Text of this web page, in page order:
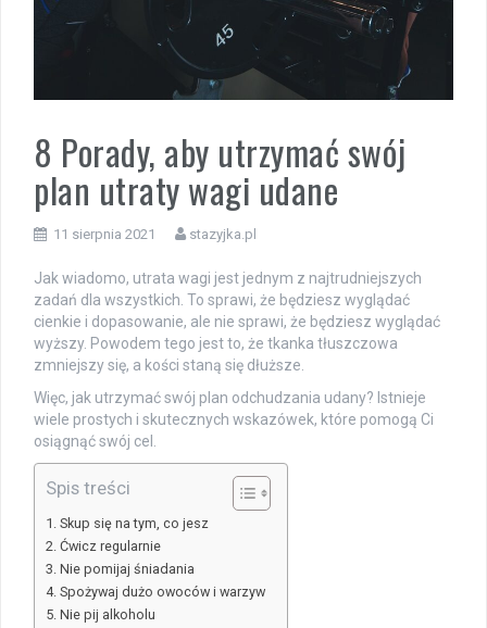
8 Porady, aby utrzymać swój
plan utraty wagi udane
11 sierpnia 2021 stazyjka.pl
Jak wiadomo, utrata wagi jest jednym z najtrudniejszych
zadań dla wszystkich. To sprawi, że będziesz wyglądać
cienkie i dopasowanie, ale nie sprawi, że będziesz wyglądać
wyższy. Powodem tego jest to, że tkanka tłuszczowa
zmniejszy się, a kości staną się dłuższe.
Więc, jak utrzymać swój plan odchudzania udany? Istnieje
wiele prostych i skutecznych wskazówek, które pomogą Ci
osiągnąć swój cel.
Spis treści
Skup się na tym, co jesz
Ćwicz regularnie
Nie pomijaj śniadania
Spożywaj dużo owoców i warzyw
Nie pij alkoholu